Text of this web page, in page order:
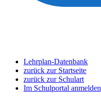
Lehrplan-Datenbank
zurück zur Startseite
zurück zur Schulart
Im Schulportal anmelden